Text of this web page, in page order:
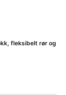
fleksibelt rør og